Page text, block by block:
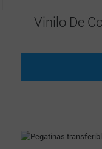
Vinilo De